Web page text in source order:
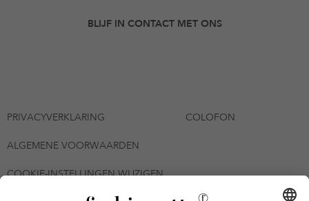
BLIJF IN CONTACT MET ONS
PRIVACYVERKLARING COLOFON
ALGEMENE VOORWAARDEN
COOKIE-INSTELLINGEN WIJZIGEN